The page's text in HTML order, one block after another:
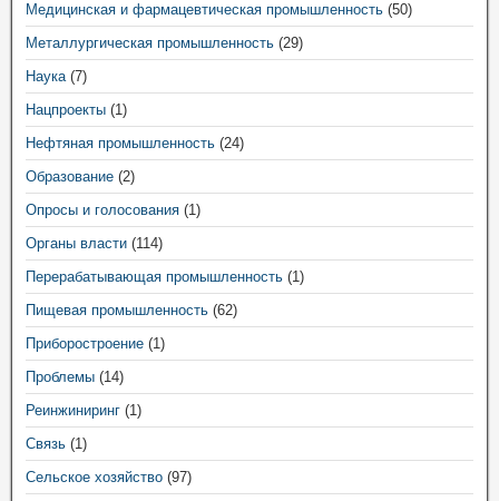
Медицинская и фармацевтическая промышленность (50)
Металлургическая промышленность (29)
Наука(7)
Нацпроекты (1)
Нефтяная промышленность (24)
Образование (2)
Опросы и голосования (1)
Органы власти (114)
Перерабатывающая промышленность (1)
Пищевая промышленность (62)
Приборостроение (1)
Проблемы (14)
Реинжиниринг (1)
Связь (1)
Сельское хозяйство (97)